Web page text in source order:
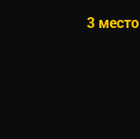
3 место